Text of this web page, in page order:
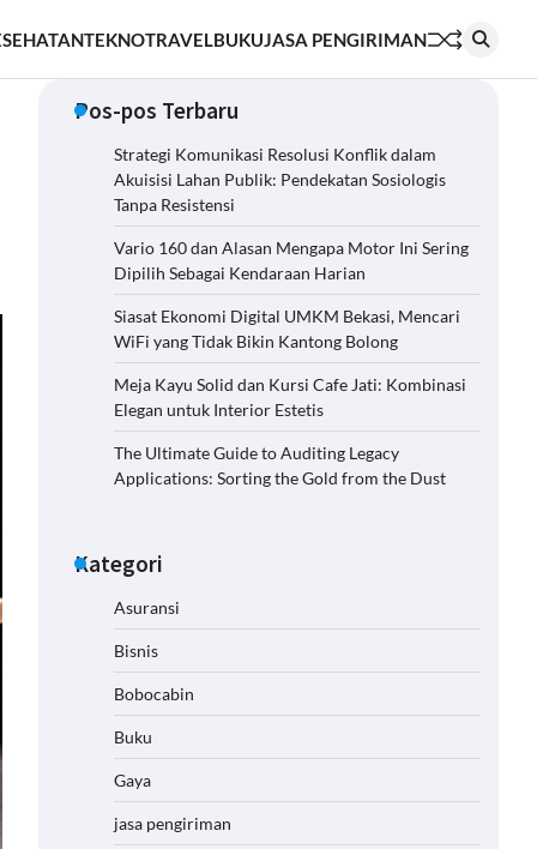
TEKNOTRAVEL BUKU JASA PENGIRIMAN
Pos-pos Terbaru
Strategi Komunikasi Resolusi Konflik dalam
Akuisisi Lahan Publik: Pendekatan Sosiologis
Tanpa Resistensi
Vario 160 dan Alasan Mengapa Motor Ini Sering
Dipilih Sebagai Kendaraan Harian
Siasat Ekonomi Digital UMKM Bekasi, Mencari
WiFi yang Tidak Bikin Kantong Bolong
Meja Kayu Solid dan Kursi Cafe Jati: Kombinasi
Elegan untuk Interior Estetis
The Ultimate Guide to Auditing Legacy
Applications: Sorting the Gold from the Dust
Kategori
Asuransi
Bisnis
Bobocabin
Buku
Gaya
jasa pengiriman